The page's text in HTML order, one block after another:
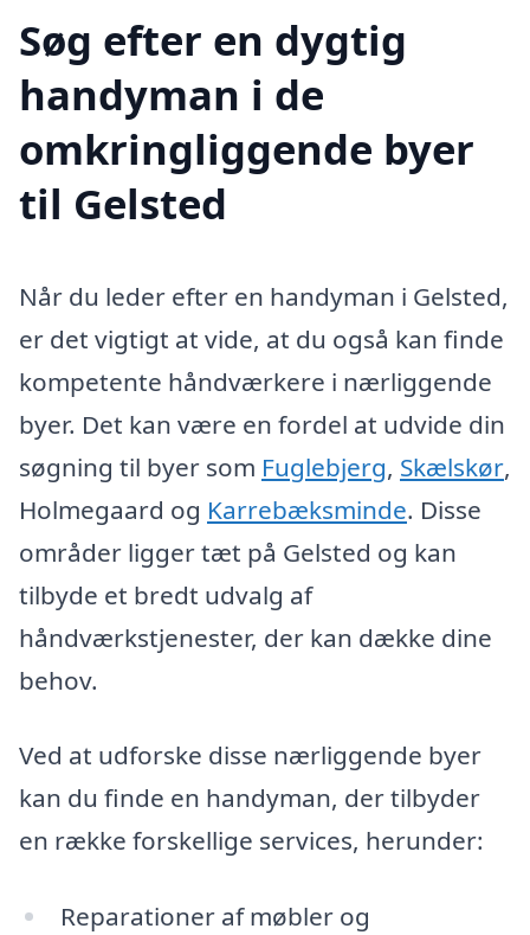
Søg efter en dygtig
handyman i de
omkringliggende byer
til Gelsted
Når du leder efter en handyman i Gelsted,
er det vigtigt at vide, at du også kan finde
kompetente håndværkere i nærliggende
byer. Det kan være en fordel at udvide din
søgning til byer som Fuglebjerg, Skælskør,
Holmegaard og Karrebæksminde. Disse
områder ligger tæt på Gelsted og kan
tilbyde et bredt udvalg af
håndværkstjenester, der kan dække dine
behov.
Ved at udforske disse nærliggende byer
kan du finde en handyman, der tilbyder
en række forskellige services, herunder:
Reparationer af møbler og